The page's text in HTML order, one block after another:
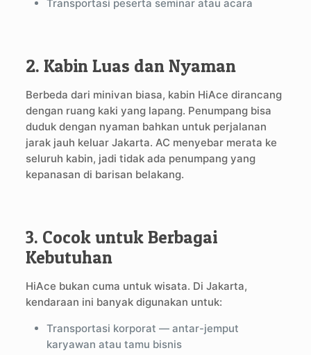
Transportasi peserta seminar atau acara
2. Kabin Luas dan Nyaman
Berbeda dari minivan biasa, kabin HiAce dirancang
dengan ruang kaki yang lapang. Penumpang bisa
duduk dengan nyaman bahkan untuk perjalanan
jarak jauh keluar Jakarta. AC menyebar merata ke
seluruh kabin, jadi tidak ada penumpang yang
kepanasan di barisan belakang.
3. Cocok untuk Berbagai
Kebutuhan
HiAce bukan cuma untuk wisata. Di Jakarta,
kendaraan ini banyak digunakan untuk:
Transportasi korporat — antar-jemput
karyawan atau tamu bisnis